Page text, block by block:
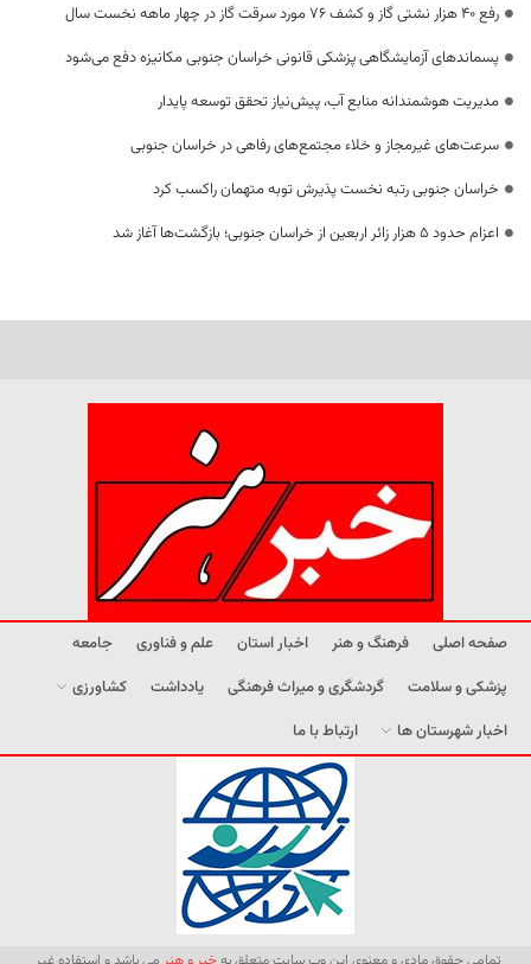
رفع 40 هزار نشتی گاز و کشف 76 مورد سرقت گاز در چهار ماهه نخست سال
پسماندهای آزمایشگاهی پزشکی قانونی خراسان جنوبی مکانیزه دفع می‌شود
مدیریت هوشمندانه منابع آب، پیش‌نیاز تحقق توسعه پایدار
سرعت‌های غیرمجاز و خلاء مجتمع‌های رفاهی در خراسان جنوبی
خراسان جنوبی رتبه نخست پذیرش توبه متهمان راکسب کرد
اعزام حدود 5 هزار زائر اربعین از خراسان جنوبی؛ بازگشت‌ها آغاز شد
صفحه اصلی فرهنگ و هنر اخبار استان علم و فناوری
جامعه
پزشکی و سلامت
گردشگری و میراث فرهنگی یادداشت
کشاورزی
اخبار شهرستان ها
ارتباط با ما